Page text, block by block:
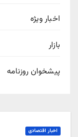
اخبار ویژه
بازار
پیشخوان روزنامه
اخبار اقتصادی